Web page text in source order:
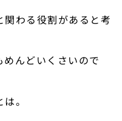
わる役割があると考
んどいくさいので
。